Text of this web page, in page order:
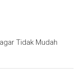
Tidak Mudah